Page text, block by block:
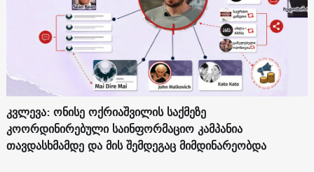
კვლევა: ონისე ოქრიაშვილის საქმეზე
კოორდინირებული საინფორმაციო კამპანია
თავდასხმამდე და მის შემდეგაც მიმდინარეობდა